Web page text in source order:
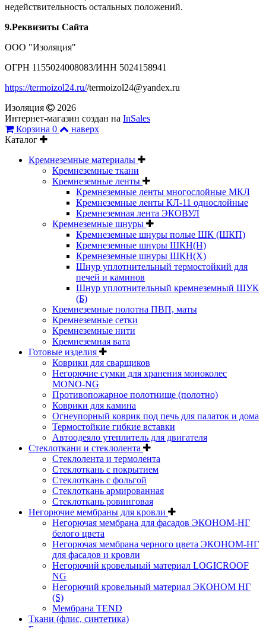
недействительность остальных положений.
9.Реквизиты Сайта
ООО "Изоляция"
ОГРН 1155024008083/ИНН 5024158941
https://termoizol24.ru//termoizol24@yandex.ru
Изоляция
2026
Интернет-магазин создан на InSales
Корзина 0
наверх
Каталог
Кремнеземные материалы
Кремнеземные ткани
Кремнеземные ленты
Кремнеземные ленты многослойные МКЛ
Кремнеземные ленты КЛ-11 однослойные
Кремнеземная лента ЭКОВУЛ
Кремнеземные шнуры
Кремнеземные шнуры полые ШК (ШКП)
Кремнеземные шнуры ШКН(Н)
Кремнеземные шнуры ШКН(Х)
Шнур уплотнительный термостойкий для
печей и каминов
Шнур уплотнительный кремнеземный ШУК
(Б)
Кремнеземные полотна ПВП, маты
Кремнеземные сетки
Кремнеземные нити
Кремнеземная вата
Готовые изделия
Коврики для сварщиков
Негорючие сумки для хранения моноколес
MONO-NG
Противопожарное полотнище (полотно)
Коврики для камина
Огнеупорный коврик под печь для палаток и дома
Термостойкие гибкие вставки
Автоодеяло утеплитель для двигателя
Стеклоткани и стеклолента
Стеклолента и термолента
Стеклоткань с покрытием
Стеклоткань с фольгой
Стеклоткань армированная
Стеклоткань ровинговая
Негорючие мембраны для кровли
Негорючая мембрана для фасадов ЭКОНОМ-НГ
белого цвета
Негорючая мембрана черного цвета ЭКОНОМ-НГ
для фасадов и кровли
Негорючий кровельный материал LOGICROOF
NG
Негорючий кровельный материал ЭКОНОМ НГ
(S)
Мембрана TEND
Ткани (флис, синтетика)